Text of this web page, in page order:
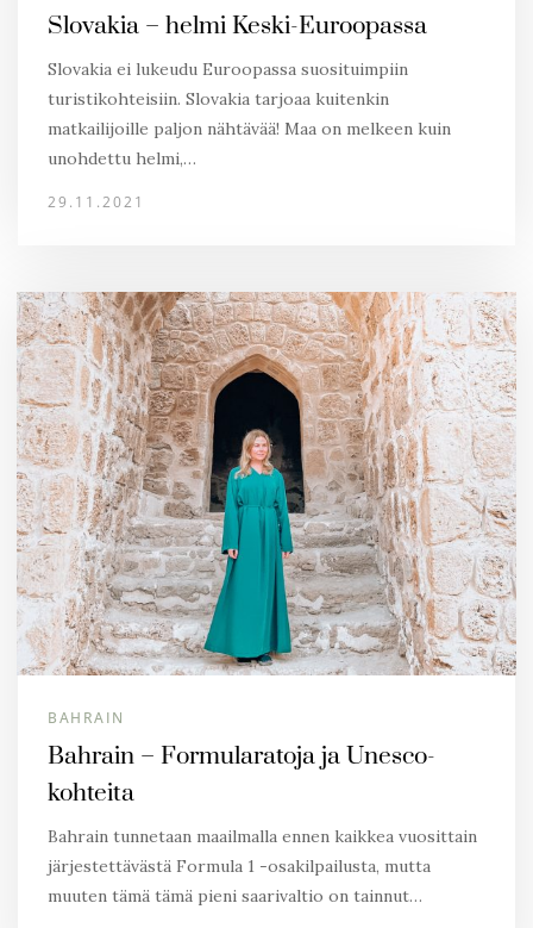
Slovakia – helmi Keski-Euroopassa
Slovakia ei lukeudu Euroopassa suosituimpiin
turistikohteisiin. Slovakia tarjoaa kuitenkin
matkailijoille paljon nähtävää! Maa on melkeen kuin
unohdettu helmi,…
29.11.2021
BAHRAIN
Bahrain – Formularatoja ja Unesco-
kohteita
Bahrain tunnetaan maailmalla ennen kaikkea vuosittain
järjestettävästä Formula 1 -osakilpailusta, mutta
muuten tämä tämä pieni saarivaltio on tainnut…